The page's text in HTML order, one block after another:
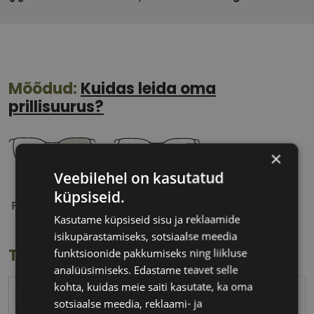
Mõõdud: Kuidas leida oma
prillisuurus?
52 mm
Prilliläätse laius
(mm)
Ninavahe laius
(mm)
Toote info
CVANTUS
×
Veebilehel on kasutatud
küpsiseid.
Kasutame küpsiseid sisu ja reklaamide
isikupärastamiseks, sotsiaalse meedia
funktsioonide pakkumiseks ning liikluse
analüüsimiseks. Edastame teavet selle
kohta, kuidas meie saiti kasutate, ka oma
sotsiaalse meedia, reklaami- ja